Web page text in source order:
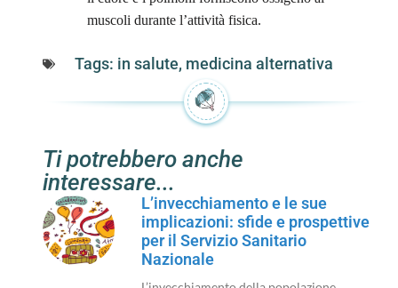
muscoli durante l’attività fisica.
Tags: in salute, medicina alternativa
Ti potrebbero anche
interessare...
L’invecchiamento e le sue
implicazioni: sfide e prospettive
per il Servizio Sanitario
Nazionale